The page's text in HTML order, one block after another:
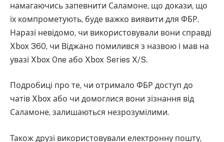
намагаючись запевнити Саламоне, що докази, що
їх компрометують, буде важко виявити для ФБР.
Наразі невідомо, чи використовували вони справді
Xbox 360, чи Віджано помилився з назвою і мав на
увазі Xbox One або Xbox Series X/S.
Подробиці про те, чи отримало ФБР доступ до
чатів Xbox або чи домоглися вони зізнання від
Саламоне, залишаються незрозумілими.
Також друзі використовували електронну пошту,